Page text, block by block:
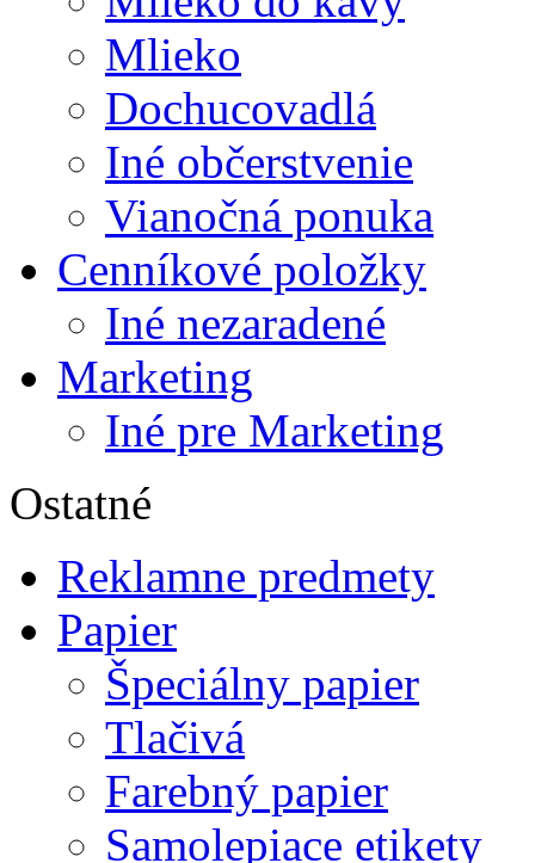
Mlieko
Dochucovadlá
Iné občerstvenie
Vianočná ponuka
Cenníkové položky
Iné nezaradené
Marketing
Iné pre Marketing
Ostatné
Reklamne predmety
Papier
Špeciálny papier
Tlačivá
Farebný papier
Samolepiace etikety